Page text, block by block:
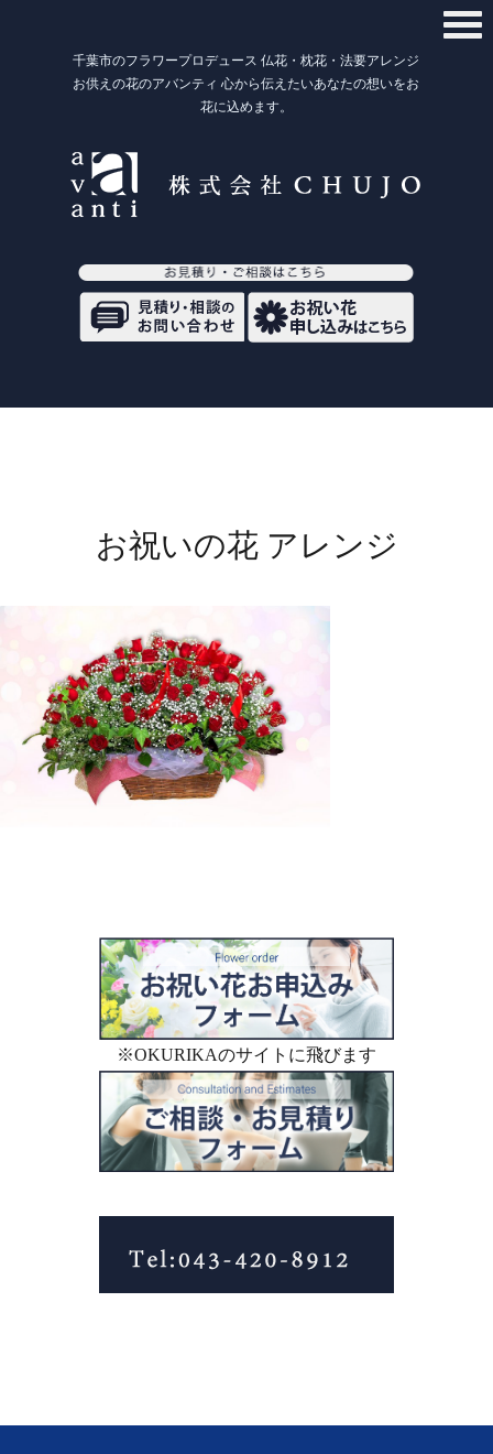
千葉市のフラワープロデュース 仏花・枕花・法要アレンジ
お供えの花のアバンティ 心から伝えたいあなたの想いをお
花に込めます。
お祝いの花 アレンジ
※OKURIKAのサイトに飛びます